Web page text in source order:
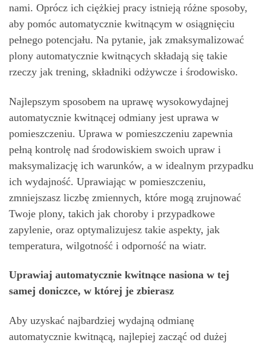
nami. Oprócz ich ciężkiej pracy istnieją różne sposoby,
aby pomóc automatycznie kwitnącym w osiągnięciu
pełnego potencjału. Na pytanie, jak zmaksymalizować
plony automatycznie kwitnących składają się takie
rzeczy jak trening, składniki odżywcze i środowisko.
Najlepszym sposobem na uprawę wysokowydajnej
automatycznie kwitnącej odmiany jest uprawa w
pomieszczeniu. Uprawa w pomieszczeniu zapewnia
pełną kontrolę nad środowiskiem swoich upraw i
maksymalizację ich warunków, a w idealnym przypadku
ich wydajność. Uprawiając w pomieszczeniu,
zmniejszasz liczbę zmiennych, które mogą zrujnować
Twoje plony, takich jak choroby i przypadkowe
zapylenie, oraz optymalizujesz takie aspekty, jak
temperatura, wilgotność i odporność na wiatr.
Uprawiaj automatycznie kwitnące nasiona w tej
samej doniczce, w której je zbierasz
Aby uzyskać najbardziej wydajną odmianę
automatycznie kwitnącą, najlepiej zacząć od dużej